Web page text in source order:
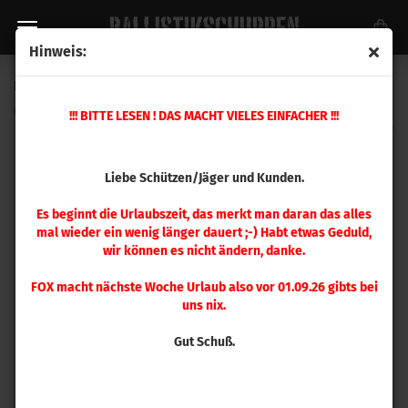
Hinweis:
!!! BITTE LESEN ! DAS MACHT VIELES EINFACHER !!!
Liebe Schützen/Jäger und Kunden.
Es beginnt die Urlaubszeit, das merkt man daran das alles
mal wieder ein wenig länger dauert ;-) Habt etwas Geduld,
wir können es nicht ändern, danke.
FOX macht nächste Woche Urlaub also vor 01.09.26 gibts bei
uns nix.
Gut Schuß.
400421)